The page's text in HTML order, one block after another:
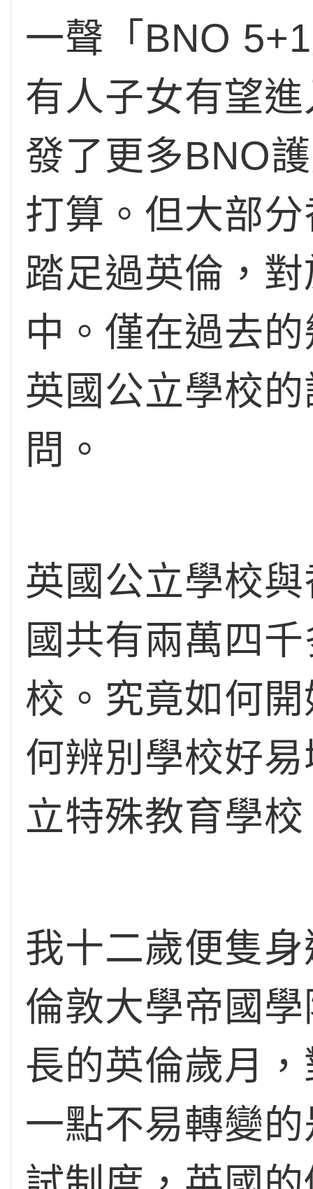
一聲「BNO
有人子女有望
發了更多BNO
打算。但大部
踏足過英倫，
中。僅在過去
英國公立學校
問。
英國公立學校
國共有兩萬四
校。究竟如何
何辨別學校好
立特殊教育學
我十二歲便隻
倫敦大學帝國
長的英倫歲月
一點不易轉變